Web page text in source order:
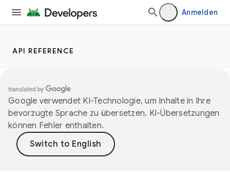
Anmelden
API REFERENCE
Google verwendet KI-Technologie, um Inhalte in Ihre
bevorzugte Sprache zu übersetzen. KI-Übersetzungen
können Fehler enthalten.